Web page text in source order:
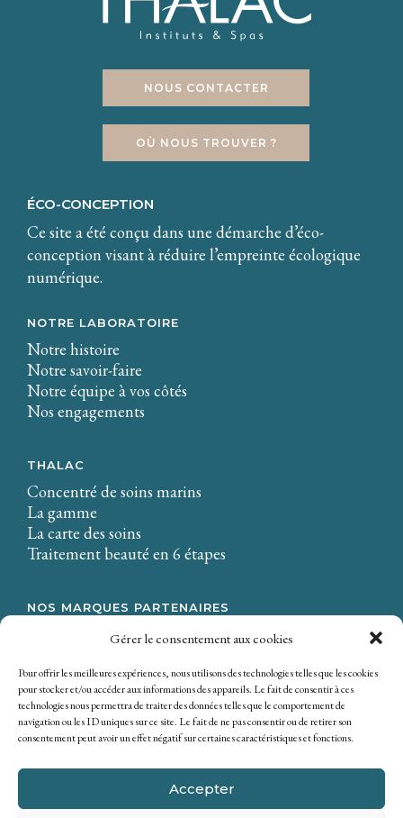
Gérer le consentement aux cookies
Pour offrir les meilleures expériences, nous utilisons des technologies telles que les cookies
pour stocker et/ou accéder aux informations des appareils. Le fait de consentir à ces
technologies nous permettra de traiter des données telles que le comportement de
navigation ou les ID uniques sur ce site. Le fait de ne pas consentir ou de retirer son
consentement peut avoir un effet négatif sur certaines caractéristiques et fonctions.
Accepter
NOUS CONTACTER
OÙ NOUS TROUVER ?
ÉCO-CONCEPTION
Ce site a été conçu dans une démarche d’éco-
conception visant à réduire l’empreinte écologique
numérique.
NOTRE LABORATOIRE
Notre histoire
Notre savoir-faire
Notre équipe à vos côtés
Nos engagements
THALAC
Concentré de soins marins
La gamme
La carte des soins
Traitement beauté en 6 étapes
NOS MARQUES PARTENAIRES
Mondial Beauté